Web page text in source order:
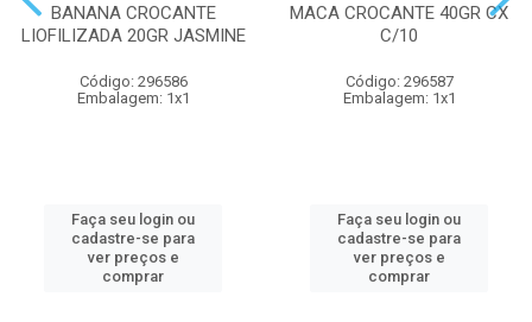
BANANA CROCANTE
LIOFILIZADA 20GR JASMINE
Código: 296586
Embalagem: 1x1
Faça seu login ou
cadastre-se para
ver preços e
comprar
MACA CROCANTE 40GR CX
C/10
Código: 296587
Embalagem: 1x1
Faça seu login ou
cadastre-se para
ver preços e
comprar